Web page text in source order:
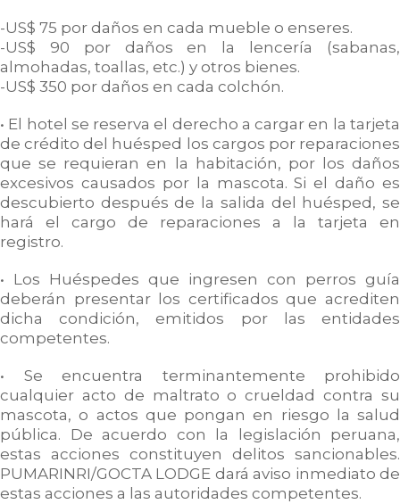
-US$ 75 por daños en cada mueble o enseres.
-US$ 90 por daños en la lencería (sabanas,
almohadas, toallas, etc.) y otros bienes.
-US$ 350 por daños en cada colchón.
• El hotel se reserva el derecho a cargar en la tarjeta
de crédito del huésped los cargos por reparaciones
que se requieran en la habitación, por los daños
excesivos causados por la mascota. Si el daño es
descubierto después de la salida del huésped, se
hará el cargo de reparaciones a la tarjeta en
registro.
• Los Huéspedes que ingresen con perros guía
deberán presentar los certificados que acrediten
dicha condición, emitidos por las entidades
competentes.
• Se encuentra terminantemente prohibido
cualquier acto de maltrato o crueldad contra su
mascota, o actos que pongan en riesgo la salud
pública. De acuerdo con la legislación peruana,
estas acciones constituyen delitos sancionables.
PUMARINRI/GOCTA LODGE dará aviso inmediato de
estas acciones a las autoridades competentes.